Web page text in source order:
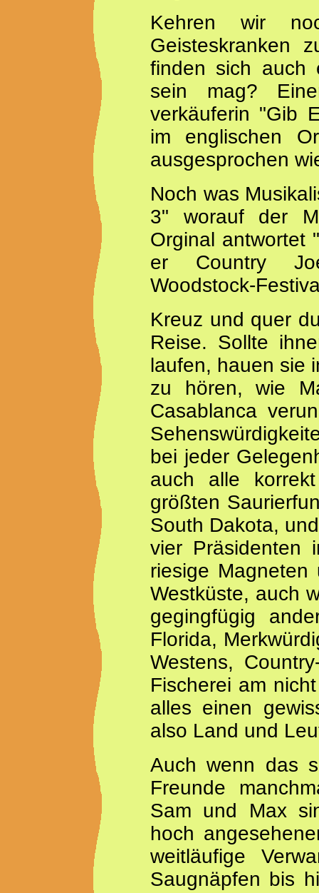
Kehren wir
Geisteskranken
finden sich auch
sein mag?
verkäuferin "Gib
im englischen
ausgesprochen
Noch was
3" worauf der
Orginal antwortet
er Country
Woodstock-
Kreuz und quer
Reise. Sollte
laufen, hauen sie
zu hören, wie
Casablanca
bei jeder
auch alle
größten
South Dakota,
vier Präsidenten
riesige
Westküste, auch
gegingfügig
Florida,
Westens,
Fischerei am
alles einen
also Land und
Auch wenn das
Freunde
Sam und Max
hoch
weitläufige
Saugnäpfen bis